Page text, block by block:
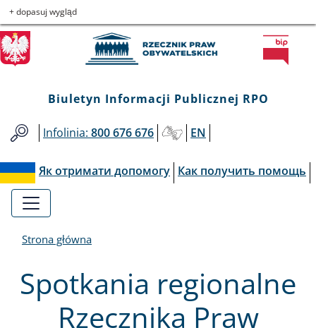
Przejdź
do
menu
głównego
Przejdź
do
treści
Przejdź
to
informacji
o
Przejdź
do
mapy
serwisu
Biuletyn
Informacji
Publicznej
RPO
+ dopasuj wygląd
Biuletyn Informacji Publicznej RPO
Infolinia: 800 676 676 EN
Як отримати допомогу Как получить помощь
Strona główna
Spotkania regionalne
Rzecznika Praw